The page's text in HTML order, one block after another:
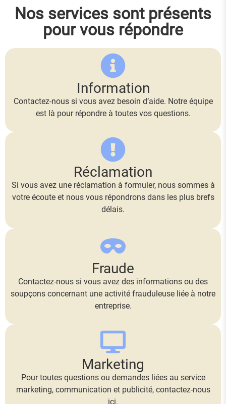
Nos services sont présents
pour vous répondre
Information
Contactez-nous si vous avez besoin d’aide. Notre équipe
est là pour répondre à toutes vos questions.
Réclamation
Si vous avez une réclamation à formuler, nous sommes à
votre écoute et nous vous répondrons dans les plus brefs
délais.
Fraude
Contactez-nous si vous avez des informations ou des
soupçons concernant une activité frauduleuse liée à notre
entreprise.
Marketing
Pour toutes questions ou demandes liées au service
marketing, communication et publicité, contactez-nous
ici.